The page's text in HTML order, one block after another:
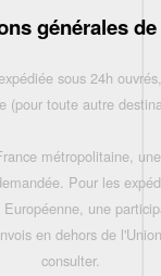
générales
sous 24h
(pour toute autre
métropolitaine,
Pour les
une
en dehors de
consulter.